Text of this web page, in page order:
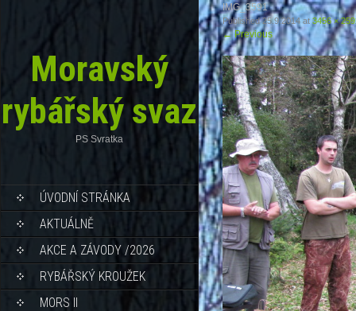
Moravský
rybářský svaz
PS Svratka
ÚVODNÍ STRÁNKA
AKTUÁLNĚ
AKCE A ZÁVODY /2026
RYBÁŘSKÝ KROUŽEK
MORS II
IMG_3591
Published25.9.2014at3456 ×
←Previous